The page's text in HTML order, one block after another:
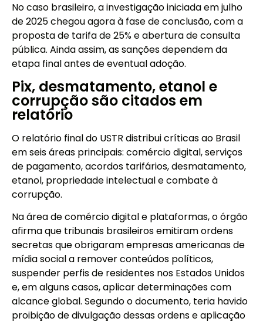
No caso brasileiro, a investigação iniciada em julho
de 2025 chegou agora à fase de conclusão, com a
proposta de tarifa de 25% e abertura de consulta
pública. Ainda assim, as sanções dependem da
etapa final antes de eventual adoção.
Pix, desmatamento, etanol e
corrupção são citados em
relatório
O relatório final do USTR distribui críticas ao Brasil
em seis áreas principais: comércio digital, serviços
de pagamento, acordos tarifários, desmatamento,
etanol, propriedade intelectual e combate à
corrupção.
Na área de comércio digital e plataformas, o órgão
afirma que tribunais brasileiros emitiram ordens
secretas que obrigaram empresas americanas de
mídia social a remover conteúdos políticos,
suspender perfis de residentes nos Estados Unidos
e, em alguns casos, aplicar determinações com
alcance global. Segundo o documento, teria havido
proibição de divulgação dessas ordens e aplicação